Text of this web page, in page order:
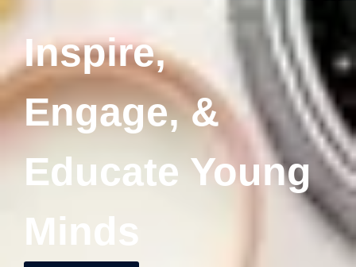
Inspire,
Engage, &
Educate Young
Minds